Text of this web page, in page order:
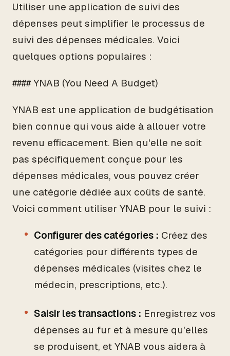
Utiliser une application de suivi des
dépenses peut simplifier le processus de
suivi des dépenses médicales. Voici
quelques options populaires :
#### YNAB (You Need A Budget)
YNAB est une application de budgétisation
bien connue qui vous aide à allouer votre
revenu efficacement. Bien qu'elle ne soit
pas spécifiquement conçue pour les
dépenses médicales, vous pouvez créer
une catégorie dédiée aux coûts de santé.
Voici comment utiliser YNAB pour le suivi :
Configurer des catégories : Créez des
catégories pour différents types de
dépenses médicales (visites chez le
médecin, prescriptions, etc.).
Saisir les transactions : Enregistrez vos
dépenses au fur et à mesure qu'elles
se produisent, et YNAB vous aidera à